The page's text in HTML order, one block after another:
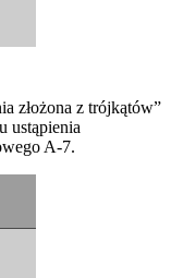
złożona z trójkątów”
ustąpienia
A-7.